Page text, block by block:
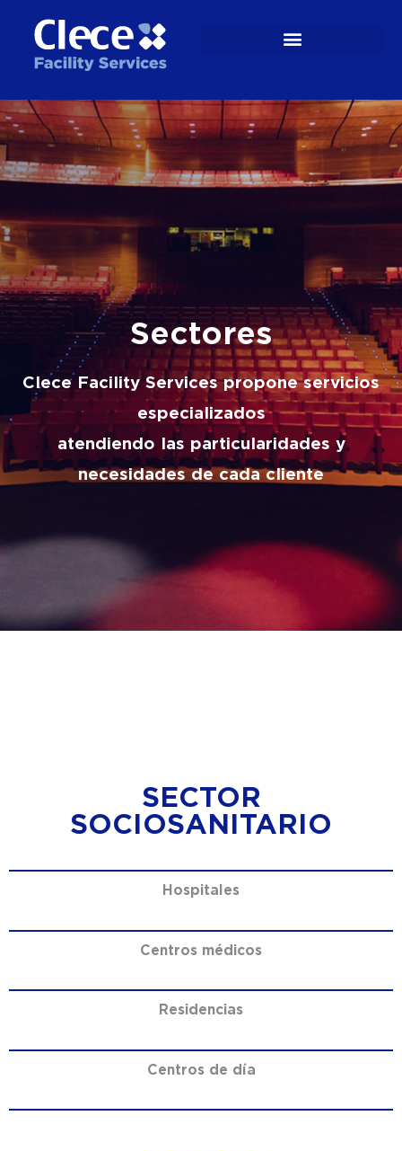
Sectores
Clece Facility Services propone servicios
especializados
atendiendo las particularidades y
necesidades de cada cliente
SECTOR
SOCIOSANITARIO
Hospitales
Centros médicos
Residencias
Centros de día